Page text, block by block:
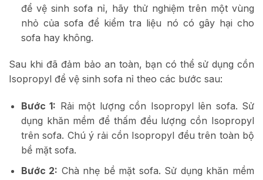
để vệ sinh sofa nỉ, hãy thử nghiệm trên một vùng
nhỏ của sofa để kiểm tra liệu nó có gây hại cho
sofa hay không.
Sau khi đã đảm bảo an toàn, bạn có thể sử dụng cồn
Isopropyl để vệ sinh sofa nỉ theo các bước sau:
Bước 1: Rải một lượng cồn Isopropyl lên sofa. Sử
dụng khăn mềm để thấm đều lượng cồn Isopropyl
trên sofa. Chú ý rải cồn Isopropyl đều trên toàn bộ
bề mặt sofa.
Bước 2: Chà nhẹ bề mặt sofa. Sử dụng khăn mềm